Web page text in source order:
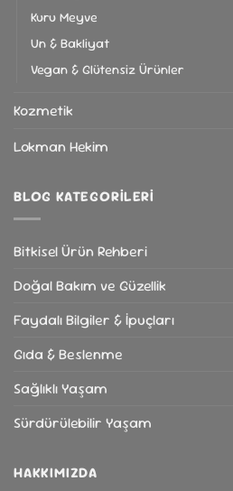
Kuru Meyve
Un & Bakliyat
Vegan & Glütensiz Ürünler
Kozmetik
Lokman Hekim
BLOG KATEGORILERI
Bitkisel Ürün Rehberi
Doğal Bakım ve Güzellik
Faydalı Bilgiler & İpuçları
Gıda & Beslenme
Sağlıklı Yaşam
Sürdürülebilir Yaşam
HAKKIMIZDA